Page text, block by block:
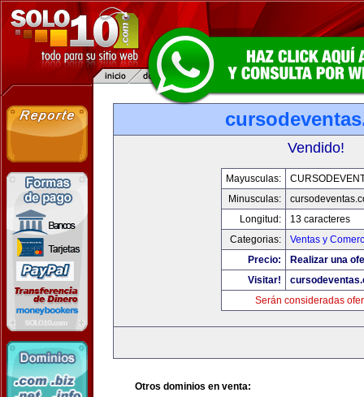
Vendido!
Mayusculas:
Minusculas:
Longitud:
13 caracteres
Categorias:
Ventas y
Precio:
Realizar una
Visitar!
Serán consideradas
Otros dominios en venta: